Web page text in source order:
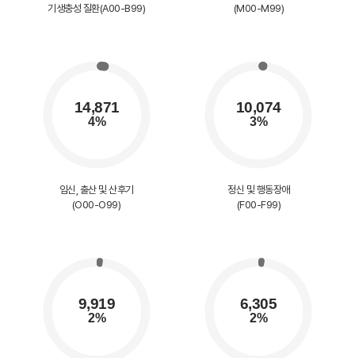
기생충성 질환(A00-B99)
(M00-M99)
임신, 출산 및 산후기
(O00-O99)
정신 및 행동장애
(F00-F99)